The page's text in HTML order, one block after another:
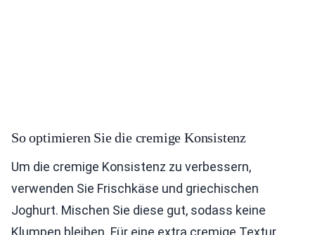
So optimieren Sie die cremige Konsistenz
Um die cremige Konsistenz zu verbessern,
verwenden Sie Frischkäse und griechischen
Joghurt. Mischen Sie diese gut, sodass keine
Klumpen bleiben. Für eine extra cremige Textur